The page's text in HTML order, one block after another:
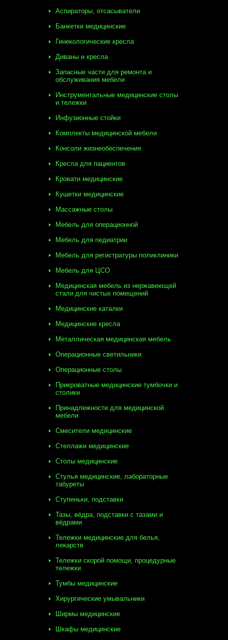
Аспираторы, отсасыватели
Банкетки медицинские
Гинекологические кресла
Диваны и кресла
Запасные части для ремонта и
обслуживания мебели
Инструментальные медицинские столы
и тележки
Инфузионные стойки
Комплекты медицинской мебели
Консоли жизнеобеспечения
Кресла для пациентов
Кровати медицинские
Кушетки медицинские
Массажные столы
Мебель для операционной
Мебель для педиатрии
Мебель для регистратуры поликлиники
Мебель для ЦСО
Медицинская мебель из нержавеющей
стали для чистых помещений
Медицинские каталки
Медицинские кресла
Металлическая медицинская мебель
Операционные светильники
Операционные столы
Прикроватные медицинские тумбочки и
столики
Принадлежности для медицинской
мебели
Смесители медицинские
Стеллажи медицинские
Столы медицинские
Стулья медицинские, лабораторные
табуреты
Ступеньки, подставки
Тазы, вёдра, подставки с тазами и
вёдрами
Тележки медицинские для белья,
лекарств
Тележки скорой помощи, процедурные
тележки
Тумбы медицинские
Хирургические умывальники
Ширмы медицинские
Шкафы медицинские